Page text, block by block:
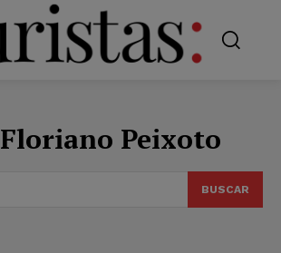
Floriano Peixoto
BUSCAR